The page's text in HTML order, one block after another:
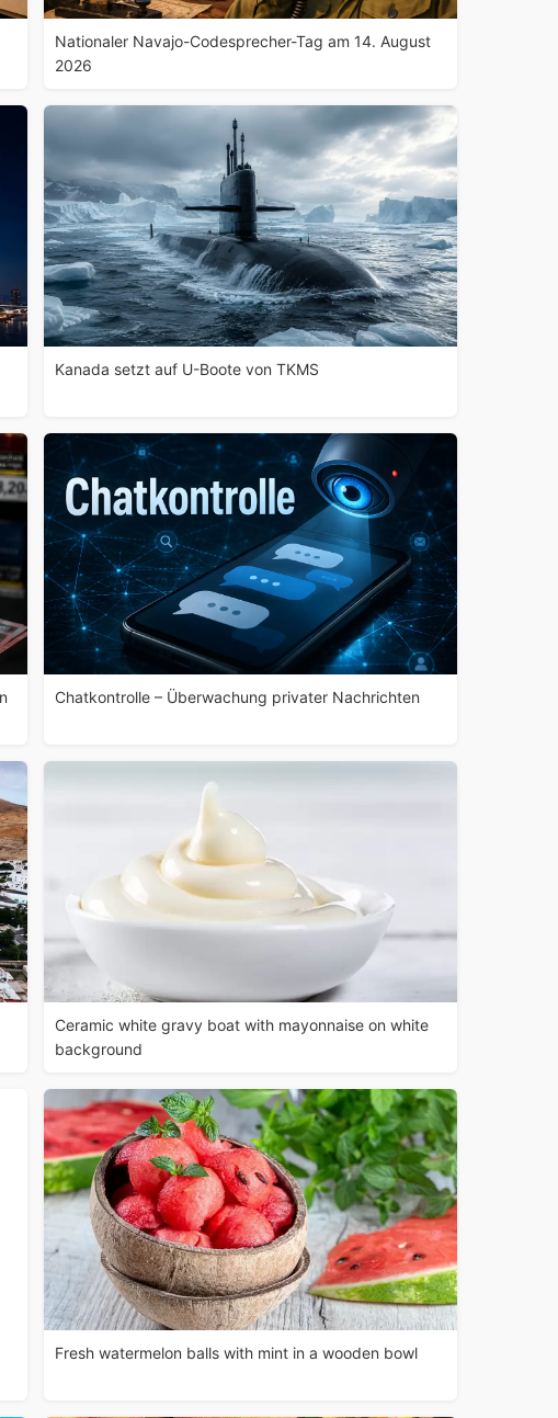
Nationaler Navajo-Codesprecher-Tag am 14. August
2026
Kanada setzt auf U-Boote von TKMS
Chatkontrolle – Überwachung privater Nachrichten
Ceramic white gravy boat with mayonnaise on white
background
Fresh watermelon balls with mint in a wooden bowl